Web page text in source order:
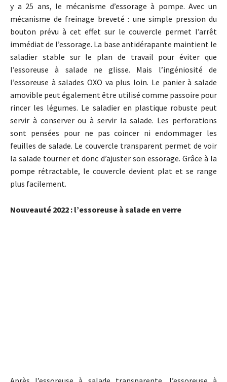
y a 25 ans, le mécanisme d’essorage à pompe. Avec un
mécanisme de freinage breveté : une simple pression du
bouton prévu à cet effet sur le couvercle permet l’arrêt
immédiat de l’essorage. La base antidérapante maintient le
saladier stable sur le plan de travail pour éviter que
l’essoreuse à salade ne glisse. Mais l’ingéniosité de
l’essoreuse à salades OXO va plus loin. Le panier à salade
amovible peut également être utilisé comme passoire pour
rincer les légumes. Le saladier en plastique robuste peut
servir à conserver ou à servir la salade. Les perforations
sont pensées pour ne pas coincer ni endommager les
feuilles de salade. Le couvercle transparent permet de voir
la salade tourner et donc d’ajuster son essorage. Grâce à la
pompe rétractable, le couvercle devient plat et se range
plus facilement.
Nouveauté 2022 : l’essoreuse à salade en verre